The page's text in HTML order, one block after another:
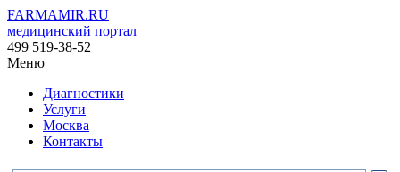
FARMAMIR.RU
медицинский портал
499 519-38-52
Меню
Диагностики
Услуги
Москва
Контакты